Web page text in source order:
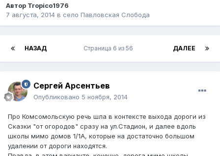
Автор Tropico1976
7 августа, 2014 в село Павловская Слобода
НАЗАД ДАЛЕЕ
Страница 6 из 56
Сергей Арсентьев
Опубликовано 5 ноября, 2014
Про Комсомольскую речь шла в контексте выхода дороги из
Сказки "от огородов" сразу на ул.Стадион, и далее вдоль
школы мимо домов 1/1А, которые на достаточно большом
удалении от дороги находятся.